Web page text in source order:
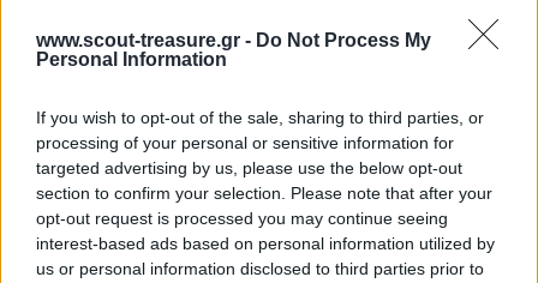
www.scout-treasure.gr - Do Not Process My
Personal Information
If you wish to opt-out of the sale, sharing to third parties, or
processing of your personal or sensitive information for
targeted advertising by us, please use the below opt-out
section to confirm your selection. Please note that after your
opt-out request is processed you may continue seeing
interest-based ads based on personal information utilized by
us or personal information disclosed to third parties prior to
Δεν υπάρχει καμία αξιολόγηση ακόμη.
Η ηλ. διεύθυνση σας δεν δημοσιεύεται. Τα υποχρεωτικά πεδία
σημειώνονται με*
Η βαθμολογία σας*